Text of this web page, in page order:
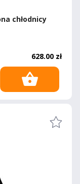
chłodnicy
628.00 zł